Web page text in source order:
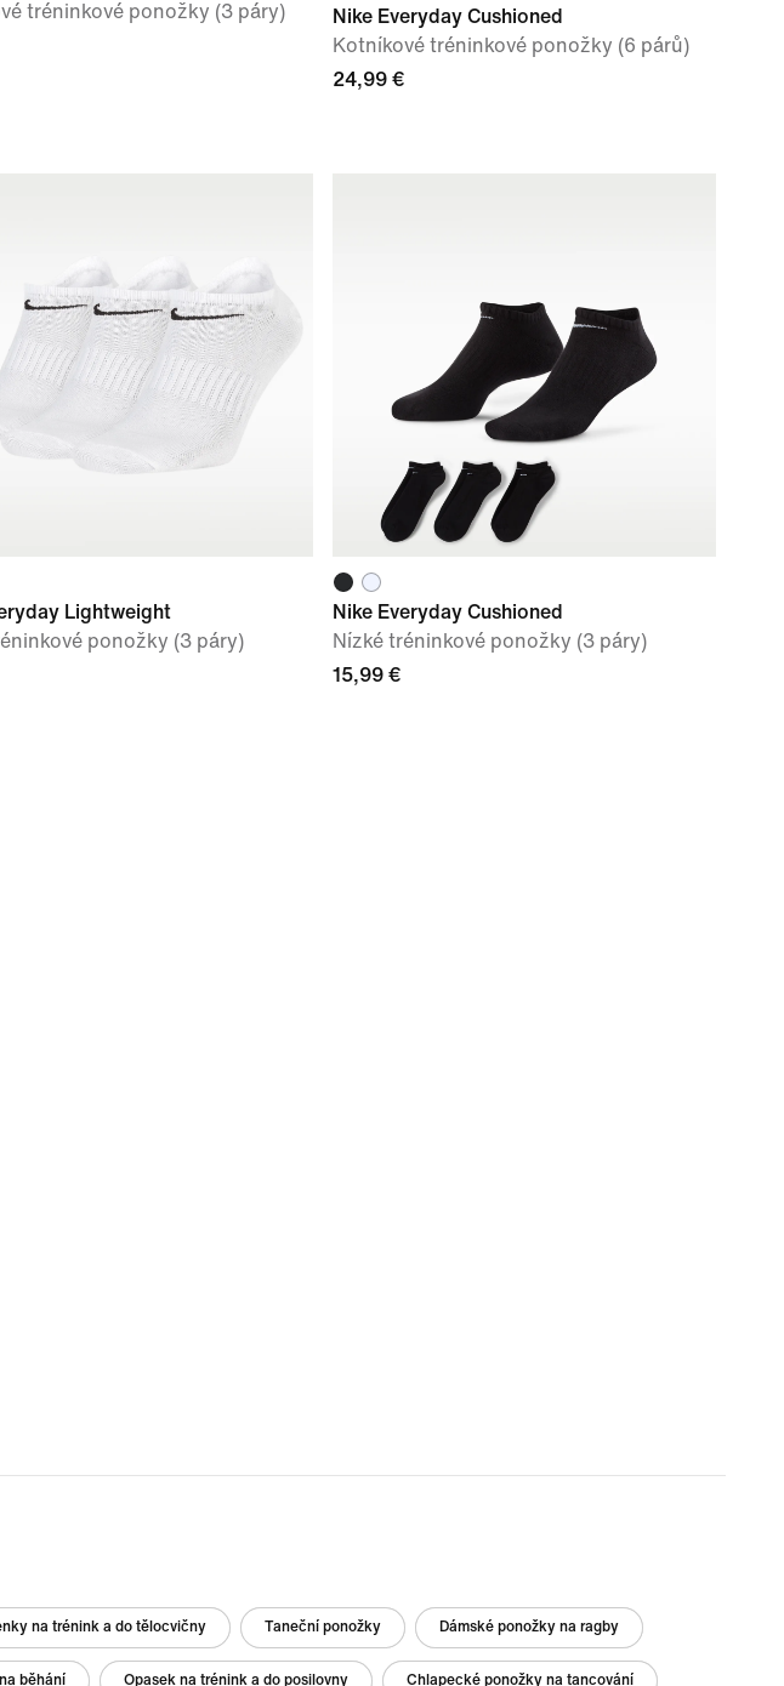
tréninkové ponožky (3 páry)
Nike Everyday Cushioned
Kotníkové tréninkové ponožky (6 párů)
24,99 €
Lightweight
ponožky (3 páry)
Nike Everyday Cushioned
Nízké tréninkové ponožky (3 páry)
15,99 €
na trénink a do tělocvičny Taneční ponožky Dámské ponožky na ragby
běhání Opasek na trénink a do posilovny Chlapecké ponožky na tancování